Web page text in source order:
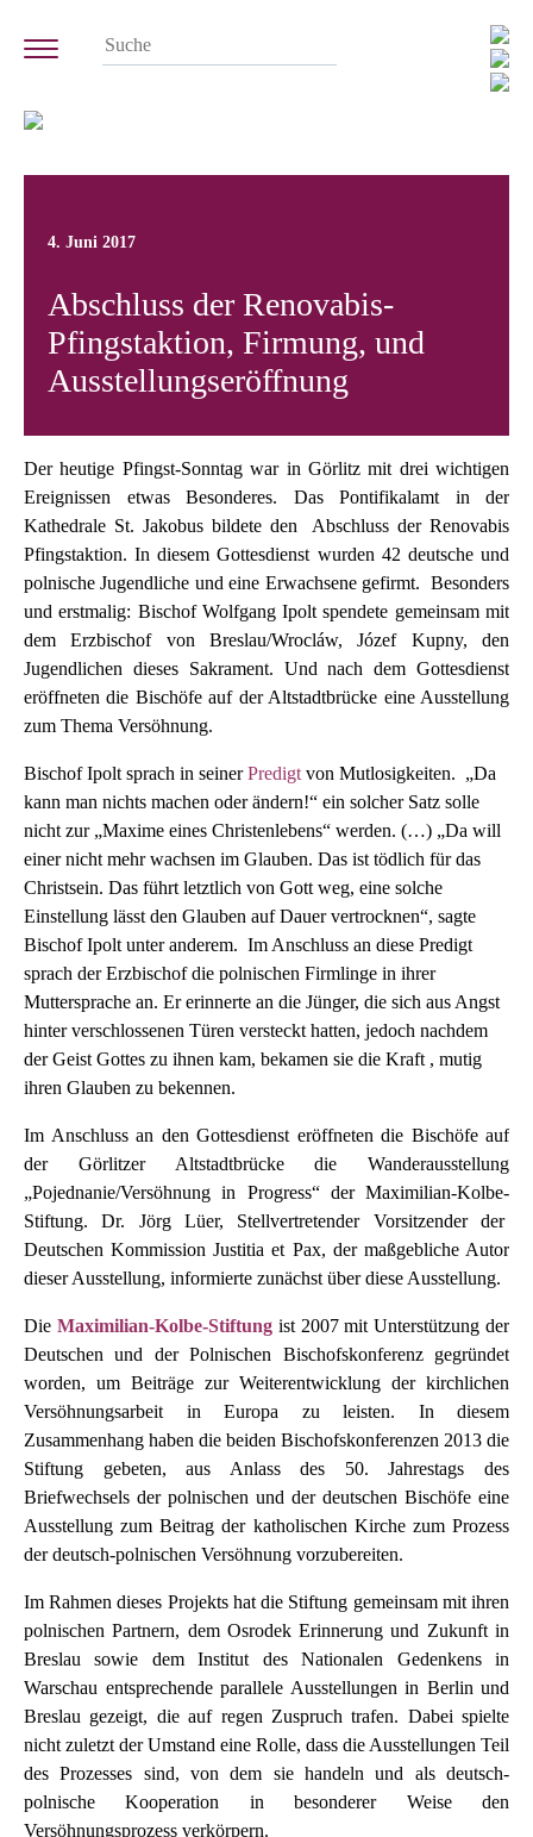
4. Juni 2017
Abschluss der Renovabis-
Pfingstaktion, Firmung, und
Ausstellungseröffnung
Der heutige Pfingst-Sonntag war in Görlitz mit drei wichtigen
Ereignissen etwas Besonderes. Das Pontifikalamt in der
Kathedrale St. Jakobus bildete den Abschluss der Renovabis
Pfingstaktion. In diesem Gottesdienst wurden 42 deutsche und
polnische Jugendliche und eine Erwachsene gefirmt. Besonders
und erstmalig: Bischof Wolfgang Ipolt spendete gemeinsam mit
dem Erzbischof von Breslau/Wrocláw, Józef Kupny, den
Jugendlichen dieses Sakrament. Und nach dem Gottesdienst
eröffneten die Bischöfe auf der Altstadtbrücke eine Ausstellung
zum Thema Versöhnung.
Bischof Ipolt sprach in seinerPredigt von Mutlosigkeiten. „Da
kann man nichts machen oder ändern!“ ein solcher Satz solle
nicht zur „Maxime eines Christenlebens“ werden. (…) „Da will
einer nicht mehr wachsen im Glauben. Das ist tödlich für das
Christsein. Das führt letztlich von Gott weg, eine solche
Einstellung lässt den Glauben auf Dauer vertrocknen“, sagte
Bischof Ipolt unter anderem. Im Anschluss an diese Predigt
sprach der Erzbischof die polnischen Firmlinge in ihrer
Muttersprache an. Er erinnerte an die Jünger, die sich aus Angst
hinter verschlossenen Türen versteckt hatten, jedoch nachdem
der Geist Gottes zu ihnen kam, bekamen sie die Kraft , mutig
ihren Glauben zu bekennen.
Im Anschluss an den Gottesdienst eröffneten die Bischöfe auf
der Görlitzer Altstadtbrücke die Wanderausstellung
„Pojednanie/Versöhnung in Progress“ der Maximilian-Kolbe-
Stiftung. Dr. Jörg Lüer, Stellvertretender Vorsitzender der
Deutschen Kommission Justitia et Pax, der maßgebliche Autor
dieser Ausstellung, informierte zunächst über diese Ausstellung.
Die Maximilian-Kolbe-Stiftungist 2007 mit Unterstützung der
Deutschen und der Polnischen Bischofskonferenz gegründet
worden, um Beiträge zur Weiterentwicklung der kirchlichen
Versöhnungsarbeit in Europa zu leisten. In diesem
Zusammenhang haben die beiden Bischofskonferenzen 2013 die
Stiftung gebeten, aus Anlass des 50. Jahrestags des
Briefwechsels der polnischen und der deutschen Bischöfe eine
Ausstellung zum Beitrag der katholischen Kirche zum Prozess
der deutsch-polnischen Versöhnung vorzubereiten.
Im Rahmen dieses Projekts hat die Stiftung gemeinsam mit ihren
polnischen Partnern, dem Osrodek Erinnerung und Zukunft in
Breslau sowie dem Institut des Nationalen Gedenkens in
Warschau entsprechende parallele Ausstellungen in Berlin und
Breslau gezeigt, die auf regen Zuspruch trafen. Dabei spielte
nicht zuletzt der Umstand eine Rolle, dass die Ausstellungen Teil
des Prozesses sind, von dem sie handeln und als deutsch-
polnische Kooperation in besonderer Weise den
Versöhnungsprozess verkörpern.